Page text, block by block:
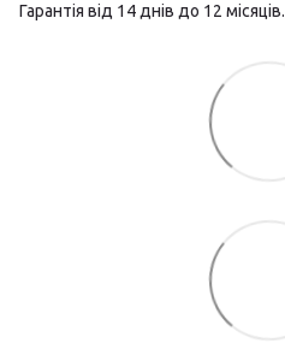
Гарантія від 14 днів до 12 місяців.